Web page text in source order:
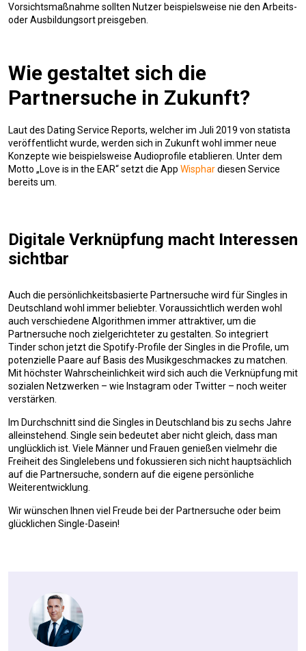
Vorsichtsmaßnahme sollten Nutzer beispielsweise nie den Arbeits-
oder Ausbildungsort preisgeben.
Wie gestaltet sich die
Partnersuche in Zukunft?
Laut des Dating Service Reports, welcher im Juli 2019 von statista
veröffentlicht wurde, werden sich in Zukunft wohl immer neue
Konzepte wie beispielsweise Audioprofile etablieren. Unter dem
Motto „Love is in the EAR“ setzt die App Wisphardiesen Service
bereits um.
Digitale Verknüpfung macht Interessen
sichtbar
Auch die persönlichkeitsbasierte Partnersuche wird für Singles in
Deutschland wohl immer beliebter. Voraussichtlich werden wohl
auch verschiedene Algorithmen immer attraktiver, um die
Partnersuche noch zielgerichteter zu gestalten. So integriert
Tinder schon jetzt die Spotify-Profile der Singles in die Profile, um
potenzielle Paare auf Basis des Musikgeschmackes zu matchen.
Mit höchster Wahrscheinlichkeit wird sich auch die Verknüpfung mit
sozialen Netzwerken – wie Instagram oder Twitter – noch weiter
verstärken.
Im Durchschnitt sind die Singles in Deutschland bis zu sechs Jahre
alleinstehend. Single sein bedeutet aber nicht gleich, dass man
unglücklich ist. Viele Männer und Frauen genießen vielmehr die
Freiheit des Singlelebens und fokussieren sich nicht hauptsächlich
auf die Partnersuche, sondern auf die eigene persönliche
Weiterentwicklung.
Wir wünschen Ihnen viel Freude bei der Partnersuche oder beim
glücklichen Single-Dasein!